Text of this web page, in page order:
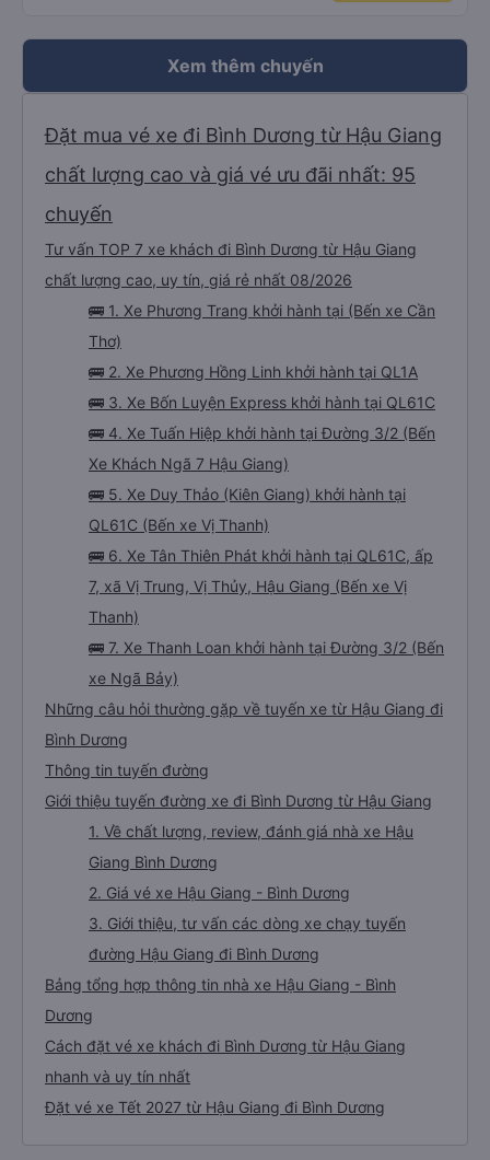
Xem thêm chuyến
Đặt mua vé xe đi Bình Dương từ Hậu Giang
chất lượng cao và giá vé ưu đãi nhất: 95
chuyến
Tư vấn TOP 7 xe khách đi Bình Dương từ Hậu Giang
chất lượng cao, uy tín, giá rẻ nhất 08/2026
🚌 1. Xe Phương Trang khởi hành tại (Bến xe Cần
Thơ)
🚌 2. Xe Phương Hồng Linh khởi hành tại QL1A
🚌 3. Xe Bốn Luyện Express khởi hành tại QL61C
🚌 4. Xe Tuấn Hiệp khởi hành tại Đường 3/2 (Bến
Xe Khách Ngã 7 Hậu Giang)
🚌 5. Xe Duy Thảo (Kiên Giang) khởi hành tại
QL61C (Bến xe Vị Thanh)
🚌 6. Xe Tân Thiên Phát khởi hành tại QL61C, ấp
7, xã Vị Trung, Vị Thủy, Hậu Giang (Bến xe Vị
Thanh)
🚌 7. Xe Thanh Loan khởi hành tại Đường 3/2 (Bến
xe Ngã Bảy)
Những câu hỏi thường gặp về tuyến xe từ Hậu Giang đi
Bình Dương
Thông tin tuyến đường
Giới thiệu tuyến đường xe đi Bình Dương từ Hậu Giang
1. Về chất lượng, review, đánh giá nhà xe Hậu
Giang Bình Dương
2. Giá vé xe Hậu Giang - Bình Dương
3. Giới thiệu, tư vấn các dòng xe chạy tuyến
đường Hậu Giang đi Bình Dương
Bảng tổng hợp thông tin nhà xe Hậu Giang - Bình
Dương
Cách đặt vé xe khách đi Bình Dương từ Hậu Giang
nhanh và uy tín nhất
Đặt vé xe Tết 2027 từ Hậu Giang đi Bình Dương